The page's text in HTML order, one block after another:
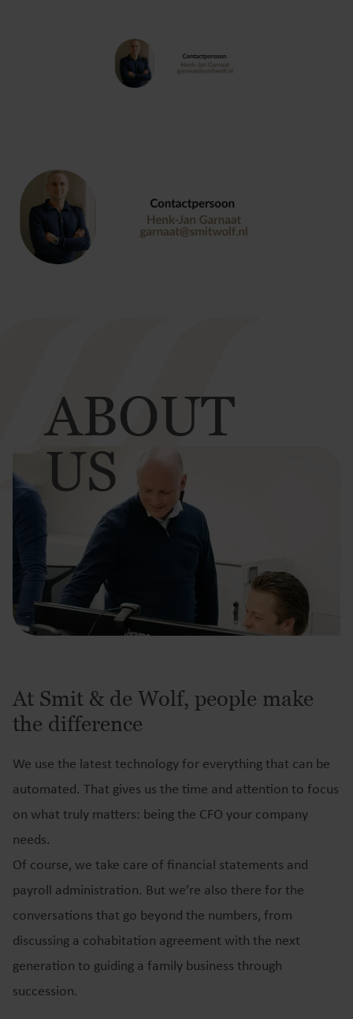
ABOUT
US
At Smit & de Wolf, people make
the difference
We use the latest technology for everything that can be
automated. That gives us the time and attention to focus
on what truly matters: being the CFO your company
needs.
Of course, we take care of financial statements and
payroll administration. But we’re also there for the
conversations that go beyond the numbers, from
discussing a cohabitation agreement with the next
generation to guiding a family business through
succession.